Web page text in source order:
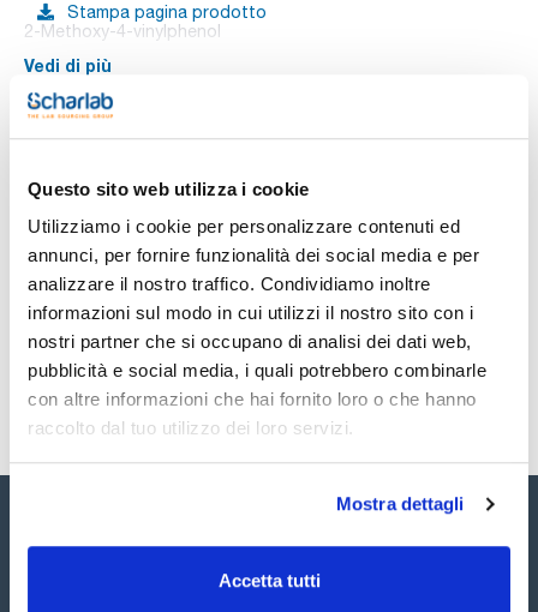
Questo sito web utilizza i cookie
Utilizziamo i cookie per personalizzare contenuti ed
annunci, per fornire funzionalità dei social media e per
analizzare il nostro traffico. Condividiamo inoltre
informazioni sul modo in cui utilizzi il nostro sito con i
nostri partner che si occupano di analisi dei dati web,
pubblicità e social media, i quali potrebbero combinarle
con altre informazioni che hai fornito loro o che hanno
raccolto dal tuo utilizzo dei loro servizi.
Mostra dettagli
Accetta tutti
Stampa pagina prodotto
2-Methoxy-4-vinylphenol
Vedi di più
Documentazione tecnica
TDS / Scheda tecnica
Registrati per i download
COA
Registrati per i download
SDS / Scheda di
Sicurezza
Registrati per i download